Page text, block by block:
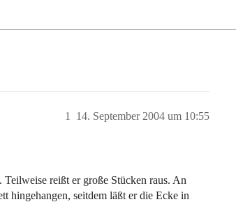
14. September 2004 um 10:55
1
reißt er große Stücken raus. An
hingehangen, seitdem läßt er die Ecke in